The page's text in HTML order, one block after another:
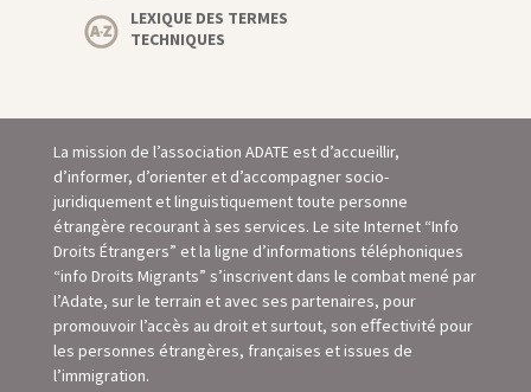
LEXIQUE DES TERMES
TECHNIQUES
La mission de l’association ADATE est d’accueillir,
d’informer, d’orienter et d’accompagner socio-
juridiquement et linguistiquement toute personne
étrangère recourant à ses services. Le site Internet “Info
Droits Étrangers” et la ligne d’informations téléphoniques
“info Droits Migrants” s’inscrivent dans le combat mené par
l’Adate, sur le terrain et avec ses partenaires, pour
promouvoir l’accès au droit et surtout, son eﬀectivité pour
les personnes étrangères, françaises et issues de
l’immigration.